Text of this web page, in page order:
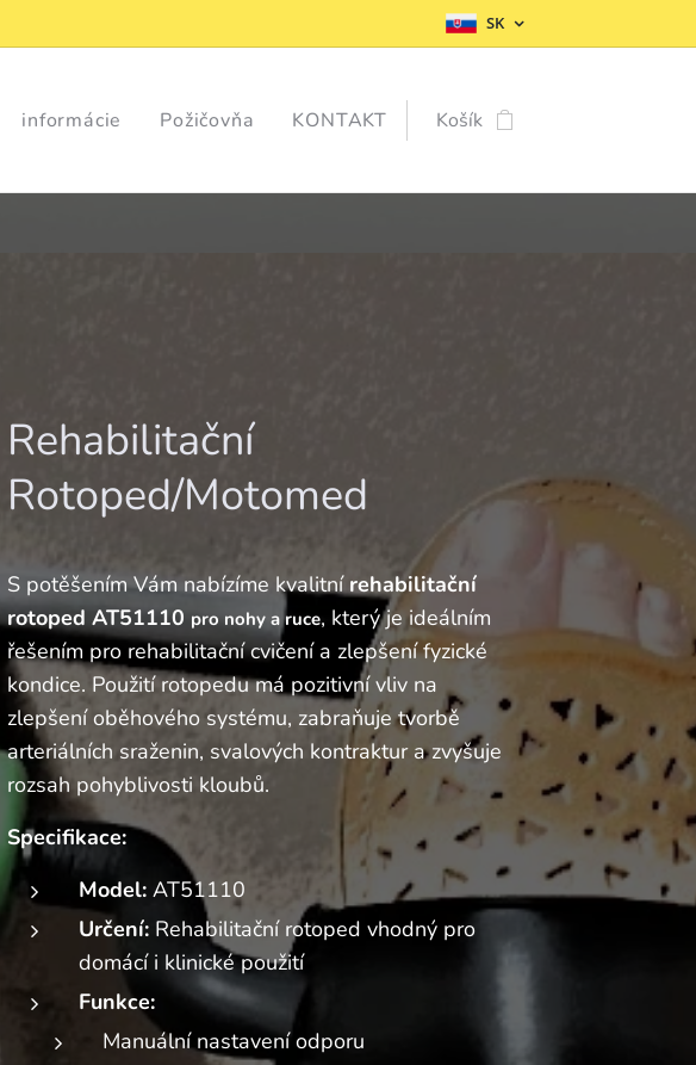
SK
informácie Požičovňa KONTAKT Košík
Rehabilitační
Rotoped/Motomed
S potěšením Vám nabízíme kvalitní rehabilitační
rotoped AT51110 pro nohy a ruce, který je ideálním
řešením pro rehabilitační cvičení a zlepšení fyzické
kondice. Použití rotopedu má pozitivní vliv na
zlepšení oběhového systému, zabraňuje tvorbě
arteriálních sraženin, svalových kontraktur a zvyšuje
rozsah pohyblivosti kloubů.
Specifikace:
Model: AT51110
Určení: Rehabilitační rotoped vhodný pro
domácí i klinické použití
Funkce:
Manuální nastavení odporu